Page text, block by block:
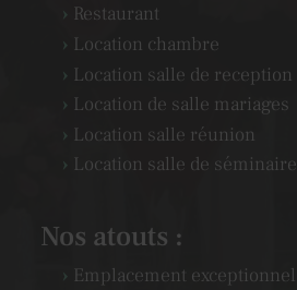
Restaurant
Location chambre
Location salle de reception
Location de salle mariages
Location salle réunion
Location salle de séminaire
Nos atouts :
Emplacement exceptionnel